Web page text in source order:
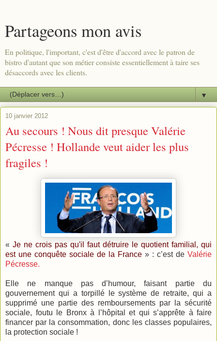
Partageons mon avis
En politique, l'important, c'est d'être d'accord avec le patron de
bistro d'autant que son métier consiste essentiellement à taire ses
désaccords avec les clients.
▼
10 janvier 2012
Au secours ! Nous dit presque Valérie
Pécresse ! Hollande veut aider les plus
fragiles !
« Je ne crois pas qu'il faut détruire le quotient familial, qui
est une conquête sociale de la France » : c’est de Valérie
Pécresse.
Elle ne manque pas d’humour, faisant partie du
gouvernement qui a torpillé le système de retraite, qui a
supprimé une partie des remboursements par la sécurité
sociale, foutu le Bronx à l’hôpital et qui s’apprête à faire
financer par la consommation, donc les classes populaires,
la protection sociale !